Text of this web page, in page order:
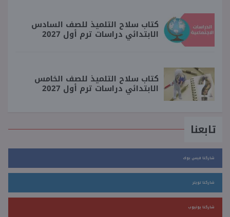
كتاب سلاح التلميذ للصف السادس
الابتدائي دراسات ترم أول 2027
كتاب سلاح التلميذ للصف الخامس
الابتدائي دراسات ترم أول 2027
تابعنا
شاركنا فيس بوك
شاركنا تويتر
شاركنا يوتيوب